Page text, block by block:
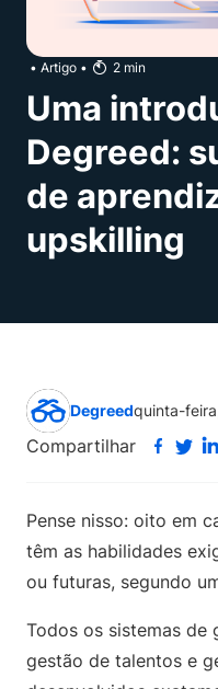
• Artigo • 2 min
Uma
Degreed:
de
upskilling
Degreedquinta-
Compartilhar
Pense nisso: oito em
têm as habilidades
ou futuras, segundo
Todos os sistemas de
gestão de talentos e